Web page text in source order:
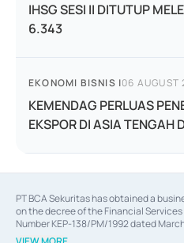
IHSG SESI II DITUTUP
6.343
EKONOMI BISNIS |06 AUGUST
KEMENDAG PERLUAS
EKSPOR DI ASIA TENGAH
PT BCA Sekuritas has obtained a
on the decree of the Financial
Number KEP-138/PM/1992 dated
dated February 28, 2014, a business